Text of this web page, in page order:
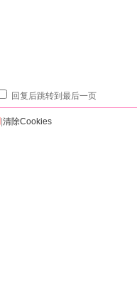
回复后跳转到最后一页
清除Cookies